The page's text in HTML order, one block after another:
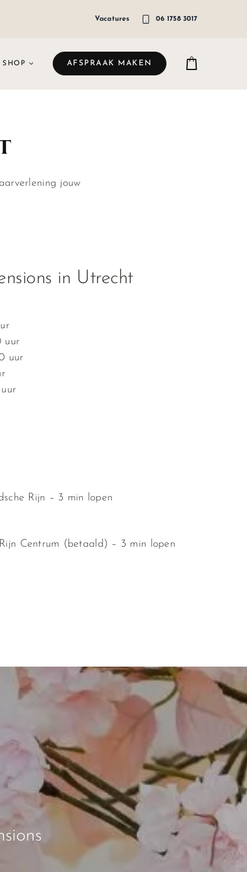
Vacatures 06 1758 3017
SHOP AFSPRAAK MAKEN
jouw
in Utrecht
uur
uur
Rijn – 3 min lopen
Centrum (betaald) – 3 min lopen